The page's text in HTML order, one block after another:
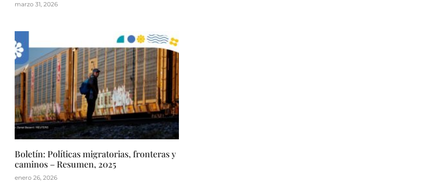
marzo 31, 2026
Boletín: Políticas migratorias, fronteras y
caminos – Resumen, 2025
enero 26, 2026